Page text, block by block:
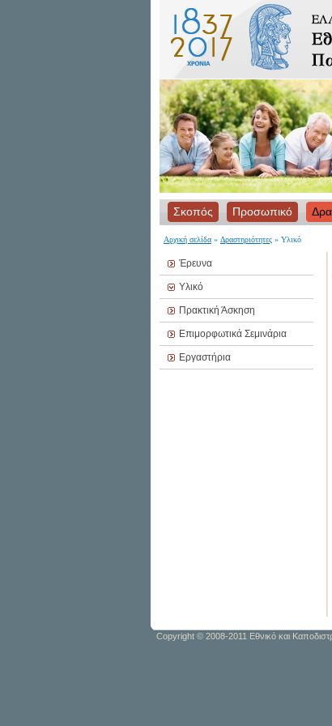
Σκοπός Προσωπικό
Αρχική σελίδα » Δραστηριότητες » Υλικό
Έρευνα
Υλικό
Πρακτική Άσκηση
Επιμορφωτικά Σεμινάρια
Εργαστήρια
Copyright © 2008-2011 Εθνικό και